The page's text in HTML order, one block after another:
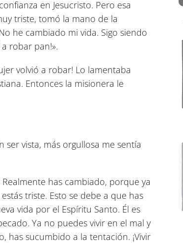
en Jesucristo. Pero esa
triste, tomó la mano de la
he cambiado mi vida. Sigo siendo
robar pan!».
volvió a robar! Lo lamentaba
Entonces la misionera le
vista, más orgullosa me sentía
has cambiado, porque ya
triste. Esto se debe a que has
vida por el Espíritu Santo. Él es
Ya no puedes vivir en el mal y
has sucumbido a la tentación. ¡Vivir